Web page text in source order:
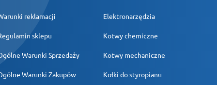
reklamacji
sklepu
Warunki Sprzedaży
Warunki Zakupów
Elektronarzędzia
Kotwy chemiczne
Kotwy mechaniczne
Kołki do styropianu